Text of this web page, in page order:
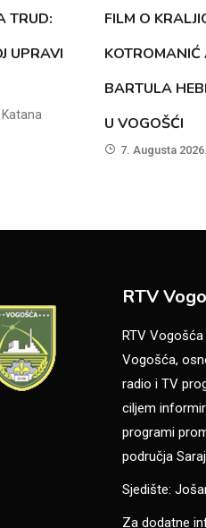
TRUD:
UPRAVI
FILM O
KOTROMANIĆ
BARTULA
U VOGOŠĆI
7. Augusta 2026.
RTV
RTV
Vogošća,
radio i TV
ciljem
programi
područja
Sjedište:
Za dodatne